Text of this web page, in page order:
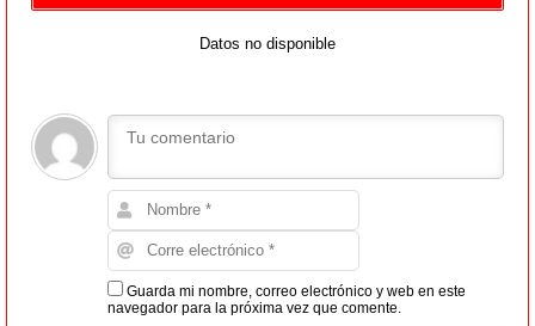
Datos no disponible
Guarda mi nombre, correo electrónico y web en este
navegador para la próxima vez que comente.